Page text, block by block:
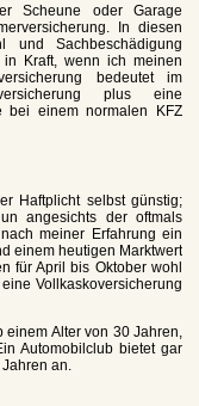
Scheune oder Garage
In diesen
Sachbeschädigung
in Kraft, wenn ich meinen
bedeutet im
plus eine
bei einem normalen KFZ
Haftplicht selbst günstig;
angesichts der oftmals
meiner Erfahrung ein
einem heutigen Marktwert
für April bis Oktober wohl
Vollkaskoversicherung
Alter von 30 Jahren,
Automobilclub bietet gar
an.